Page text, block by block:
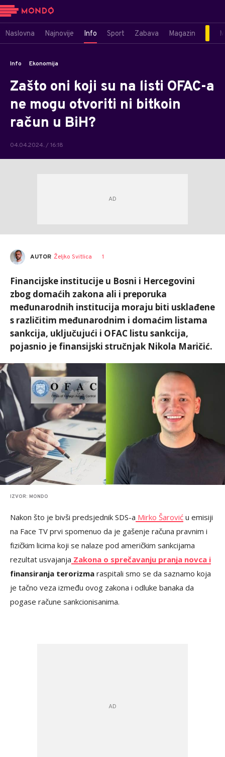
Naslovna Najnovije Info Sport Zabava Magazin
Info Ekonomija
Zašto oni koji su na listi OFAC-a
ne mogu otvoriti ni bitkoin
račun u BiH?
04.04.2024. / 16:18
AUTOR Željko Svitlica 1
Financijske institucije u Bosni i Hercegovini
zbog domaćih zakona ali i preporuka
međunarodnih institucija moraju biti usklađene
s različitim međunarodnim i domaćim listama
sankcija, uključujući i OFAC listu sankcija,
pojasnio je finansijski stručnjak Nikola Maričić.
IZVOR: MONDO
Nakon što je bivši predsjednik SDS-a Mirko Šarović u emisiji
na Face TV prvi spomenuo da je gašenje računa pravnim i
fizičkim licima koji se nalaze pod američkim sankcijama
rezultat usvajanja Zakona o sprečavanju pranja novca i
finansiranja terorizma raspitali smo se da saznamo koja
je tačno veza između ovog zakona i odluke banaka da
pogase račune sankcionisanima.